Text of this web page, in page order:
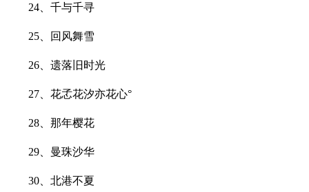
24、千与千寻
25、回风舞雪
26、遗落旧时光
27、花孞花汐亦花心°
28、那年樱花
29、曼珠沙华
30、北港不夏